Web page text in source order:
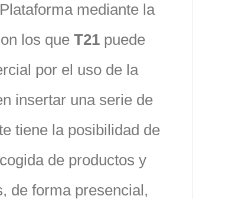
mediante la
los que T21puede
por el uso de la
insertar una serie de
tiene la posibilidad de
de productos y
de forma presencial,